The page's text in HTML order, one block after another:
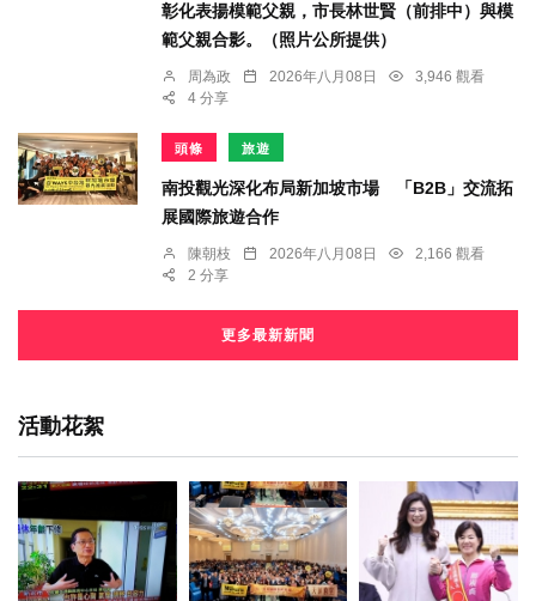
彰化表揚模範父親，市長林世賢（前排中）與模
範父親合影。（照片公所提供）
周為政 2026年八月08日
3,946 觀看
4 分享
頭條 旅遊
南投觀光深化布局新加坡市場 「B2B」交流拓
展國際旅遊合作
陳朝枝 2026年八月08日
2,166 觀看
2 分享
更多最新新聞
活動花絮